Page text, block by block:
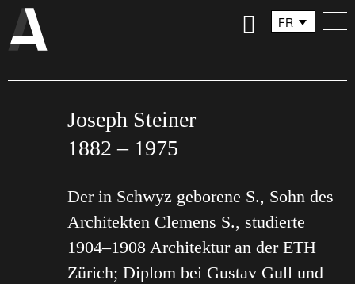
FR
Joseph Steiner
1882 – 1975
Der in Schwyz geborene S., Sohn des
Architekten Clemens S., studierte
1904–1908 Architektur an der ETH
Zürich; Diplom bei Gustav Gull und